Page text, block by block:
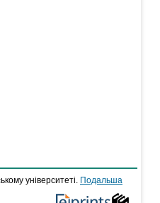
університеті.
Подальша